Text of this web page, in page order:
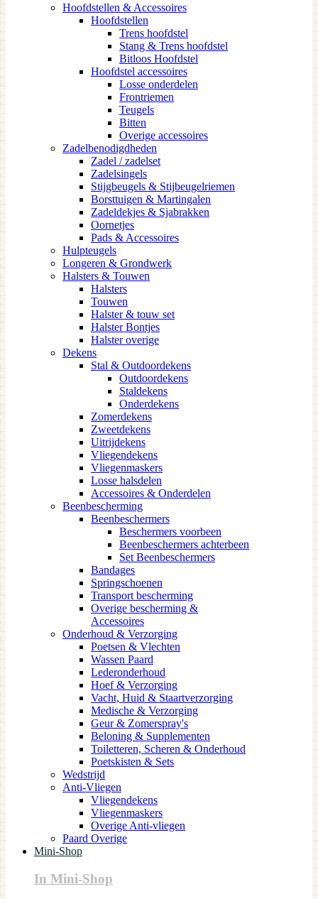
Hoofdstellen & Accessoires
Hoofdstellen
Trens hoofdstel
Stang & Trens hoofdstel
Bitloos Hoofdstel
Hoofdstel accessoires
Losse onderdelen
Frontriemen
Teugels
Bitten
Overige accessoires
Zadelbenodigdheden
Zadel / zadelset
Zadelsingels
Stijgbeugels & Stijbeugelriemen
Borsttuigen & Martingalen
Zadeldekjes & Sjabrakken
Oornetjes
Pads & Accessoires
Hulpteugels
Longeren & Grondwerk
Halsters & Touwen
Halsters
Touwen
Halster & touw set
Halster Bontjes
Halster overige
Dekens
Stal & Outdoordekens
Outdoordekens
Staldekens
Onderdekens
Zomerdekens
Zweetdekens
Uitrijdekens
Vliegendekens
Vliegenmaskers
Losse halsdelen
Accessoires & Onderdelen
Beenbescherming
Beenbeschermers
Beschermers voorbeen
Beenbeschermers achterbeen
Set Beenbeschermers
Bandages
Springschoenen
Transport bescherming
Overige bescherming &
Accessoires
Onderhoud & Verzorging
Poetsen & Vlechten
Wassen Paard
Lederonderhoud
Hoef & Verzorging
Vacht, Huid & Staartverzorging
Medische & Verzorging
Geur & Zomerspray's
Beloning & Supplementen
Toiletteren, Scheren & Onderhoud
Poetskisten & Sets
Wedstrijd
Anti-Vliegen
Vliegendekens
Vliegenmaskers
Overige Anti-vliegen
Paard Overige
Mini-Shop
In Mini-Shop